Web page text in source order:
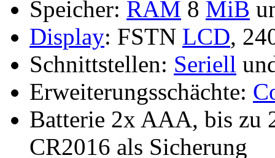
Speicher: RAM 8 MiB
Display: FSTN LCD,
Schnittstellen: Seriell
Erweiterungsschächte:
Batterie 2x AAA, bis zu
CR2016 als Sicherung